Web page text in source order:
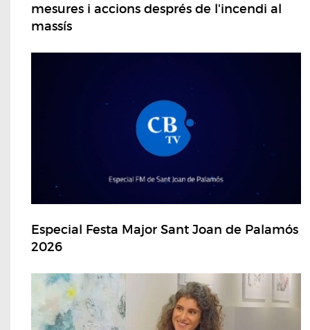
mesures i accions després de l'incendi al
massís
Especial Festa Major Sant Joan de Palamós
2026